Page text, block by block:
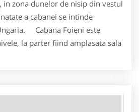
in zona dunelor de nisip din vestul
a cabanei se intinde
Cabana Foieni este
la parter fiind amplasata sala